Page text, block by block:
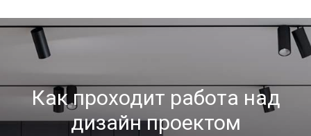
Как проходит работа над
дизайн проектом